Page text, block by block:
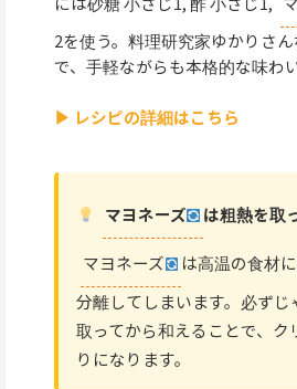
2を使う。料理研究家ゆかりさ
で、手軽ながらも本格的な味わ
▶ レシピの詳細はこちら
マヨネーズ は粗熱を取
マヨネーズ
は高温の食材
分離してしまいます。必ずじ
取ってから和えることで、ク
りになります。